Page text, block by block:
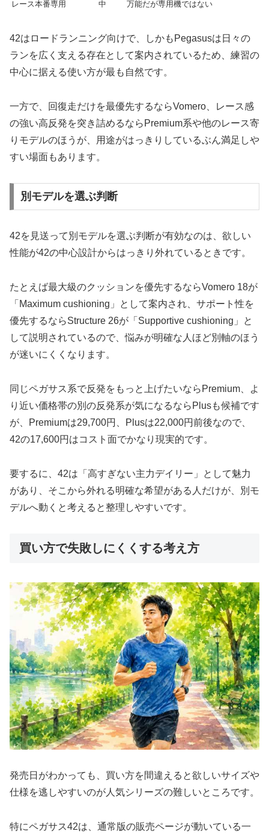
レース本番専用 中 万能だが専用機ではない
42はロードランニング向けで、しかもPegasusは日々の
ランを広く支える存在として案内されているため、練習の
中心に据える使い方が最も自然です。
一方で、回復走だけを最優先するならVomero、レース感
の強い高反発を突き詰めるならPremium系や他のレース寄
りモデルのほうが、用途がはっきりしているぶん満足しや
すい場面もあります。
別モデルを選ぶ判断
42を見送って別モデルを選ぶ判断が有効なのは、欲しい
性能が42の中心設計からはっきり外れているときです。
たとえば最大級のクッションを優先するならVomero 18が
「Maximum cushioning」として案内され、サポート性を
優先するならStructure 26が「Supportive cushioning」と
して説明されているので、悩みが明確な人ほど別軸のほう
が迷いにくくなります。
同じペガサス系で反発をもっと上げたいならPremium、よ
り近い価格帯の別の反発系が気になるならPlusも候補です
が、Premiumは29,700円、Plusは22,000円前後なので、
42の17,600円はコスト面でかなり現実的です。
要するに、42は「高すぎない主力デイリー」として魅力
があり、そこから外れる明確な希望がある人だけが、別モ
デルへ動くと考えると整理しやすいです。
買い方で失敗しにくくする考え方
発売日がわかっても、買い方を間違えると欲しいサイズや
仕様を逃しやすいのが人気シリーズの難しいところです。
特にペガサス42は、通常版の販売ページが動いている一